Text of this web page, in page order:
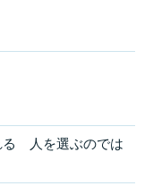
る 人を選ぶのでは